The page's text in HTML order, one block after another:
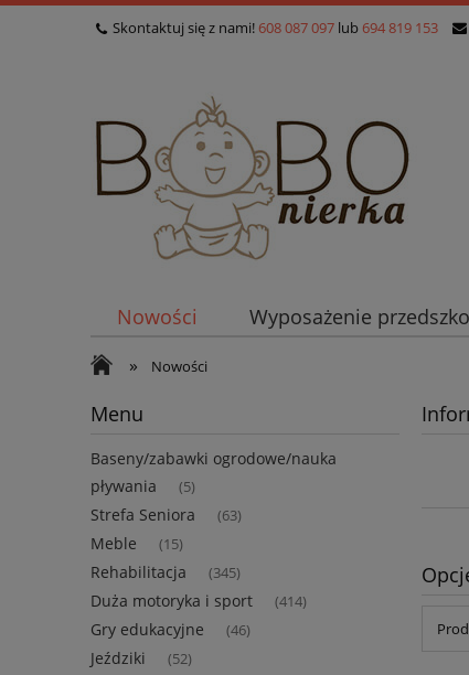
Skontaktuj się z nami! 608 087 097 lub 694 819 153
Nowości Wyposażenie
» Nowości
Menu
Baseny/zabawki ogrodowe/nauka
pływania
(5)
Strefa Seniora (63)
Meble (15)
Rehabilitacja (345)
Duża motoryka i sport (414)
Gry edukacyjne (46)
Jeździki (52)